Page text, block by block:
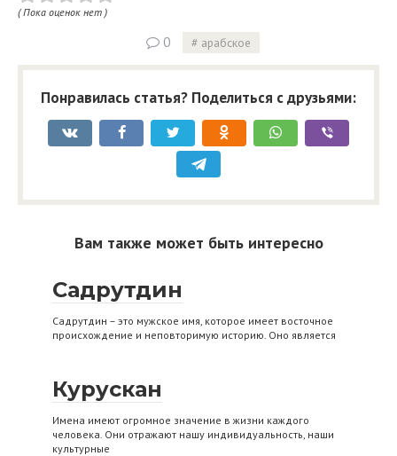
( Пока оценок нет )
0 арабское
Понравилась статья? Поделиться с друзьями:
Вам также может быть интересно
Садрутдин
Садрутдин – это мужское имя, которое имеет восточное
происхождение и неповторимую историю. Оно является
Курускан
Имена имеют огромное значение в жизни каждого
человека. Они отражают нашу индивидуальность, наши
культурные